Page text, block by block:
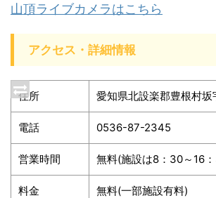
山頂ライブカメラはこちら
アクセス・詳細情報
住所 愛知県北設楽郡豊根村坂
電話 0536-87-2345
営業時間 無料(施設は8：30～16
料金 無料(一部施設有料)